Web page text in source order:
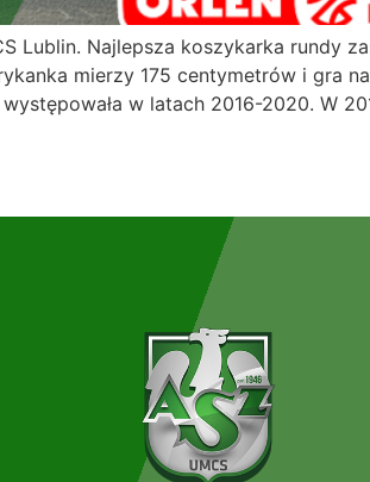
Lublin. Najlepsza koszykarka rundy
mierzy 175 centymetrów i gra
w latach 2016-2020. W